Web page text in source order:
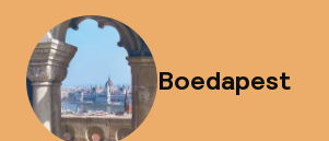
Boedapest